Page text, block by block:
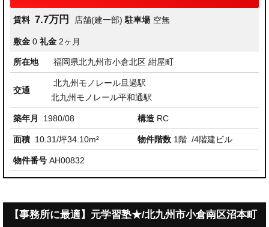
賃料 7.7万円 店舗(建一部) 駐車場 空無
敷金 0 礼金 2ヶ月
所在地 福岡県北九州市小倉北区 紺屋町
交通
北九州モノレール旦過駅
北九州モノレール平和通駅
築年月 1980/08 構造 RC
面積 10.31/坪34.10m² 物件階数 1階 /4階建ビル
物件番号 AH00832
【事務所に最適】元学習塾★/北九州市小倉南区沼本町